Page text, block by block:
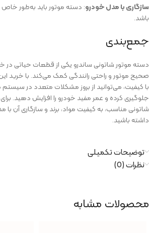
سازگاری با مدل خودرو: دسته موتور باید به‌طور خاص
باشد.
جمع‌بندی
دسته موتور شاتونی ساندرو یکی از قطعات حیاتی در
صحیح موتور و راحتی رانندگی کمک می‌کند. با خرید
با کیفیت، می‌توانید از بروز مشکلات متعدد در
جلوگیری کرده و عمر مفید خودرو را افزایش دهید.
شاتونی مناسب، به کیفیت مواد، برند و سازگاری آن
داشته باشید.
توضیحات تکمیلی
نظرات (0)
محصولات مشابه